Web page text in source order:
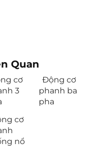
Quan
cơ
3
Động cơ
phanh ba
pha
cơ
nổ